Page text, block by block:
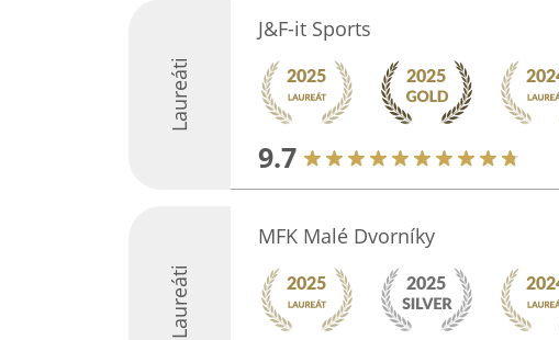
Laureáti
J&F-it Sports
9.7
Laureáti
MFK Malé Dvorníky